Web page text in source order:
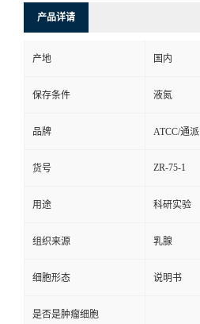
产品详请
产地 国内
保存条件 液氮
品牌 ATCC/通派
货号 ZR-75-1
用途 科研实验
组织来源 乳腺
细胞形态 说明书
是否是肿瘤细胞